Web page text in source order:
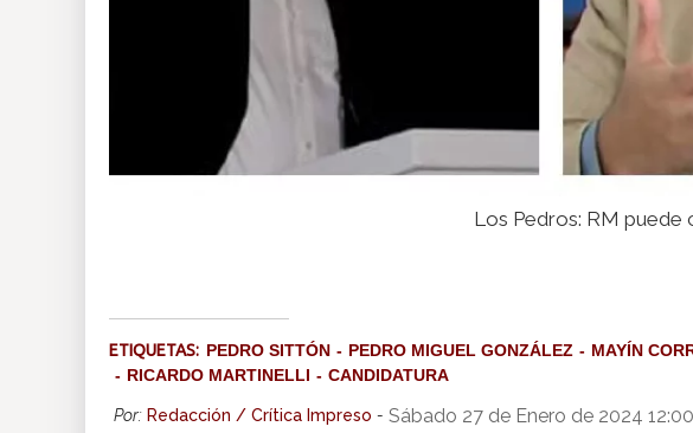
Los Pedros: RM puede
ETIQUETAS: PEDRO SITTÓN PEDRO MIGUEL GONZÁLEZ MAYÍN
RICARDO MARTINELLI
CANDIDATURA
Por: Redacción / Crítica Impreso - Sábado 27 de Enero de 2024